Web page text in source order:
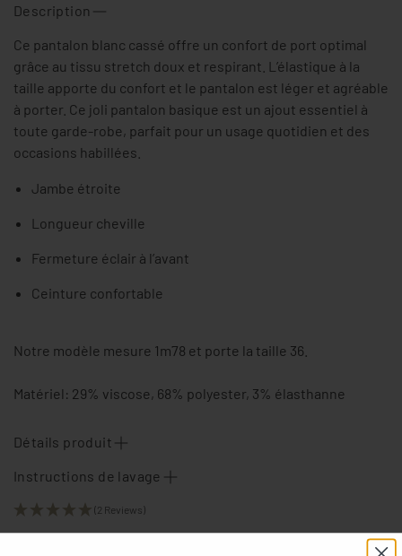
Description
Ce pantalon blanc cassé offre un confort de port optimal
grâce au tissu stretch doux et respirant. L’élastique à la
taille apporte du confort et le pantalon est léger et agréable
à porter. Ce joli pantalon basique est un ajout essentiel à
toute garde-robe, parfait pour un usage quotidien et des
occasions habillées.
Jambe étroite
Longueur cheville
Fermeture éclair à l’avant
Ceinture confortable
Notre modèle mesure 1m78 et porte la taille 36.
Matériel: 29% viscose, 68% polyester, 3% élasthanne
Détails produit
Instructions de lavage
(2 Reviews)